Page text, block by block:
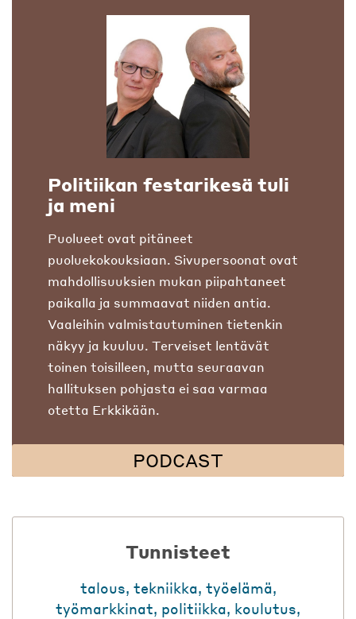
Politiikan festarikesä tuli
ja meni
Puolueet ovat pitäneet
puoluekokouksiaan. Sivupersoonat ovat
mahdollisuuksien mukan piipahtaneet
paikalla ja summaavat niiden antia.
Vaaleihin valmistautuminen tietenkin
näkyy ja kuuluu. Terveiset lentävät
toinen toisilleen, mutta seuraavan
hallituksen pohjasta ei saa varmaa
otetta Erkkikään.
PODCAST
Tunnisteet
talous, tekniikka, työelämä,
työmarkkinat, politiikka, koulutus,